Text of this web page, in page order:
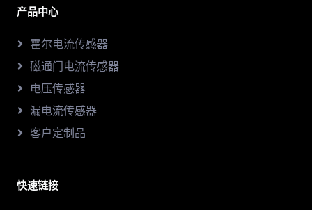
产品中心
霍尔电流传感器
磁通门电流传感器
电压传感器
漏电流传感器
客户定制品
快速链接